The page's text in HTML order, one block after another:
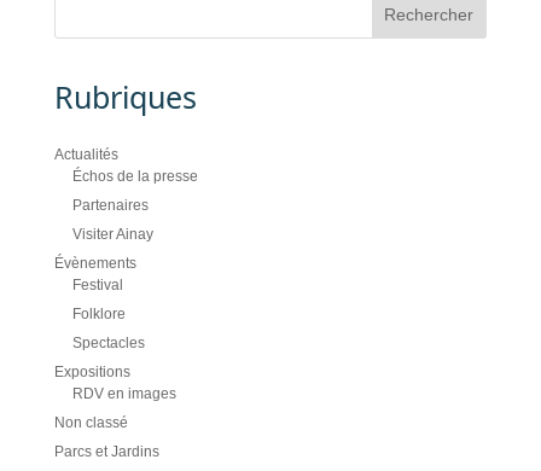
Rubriques
Actualités
Échos de la presse
Partenaires
Visiter Ainay
Évènements
Festival
Folklore
Spectacles
Expositions
RDV en images
Non classé
Parcs et Jardins